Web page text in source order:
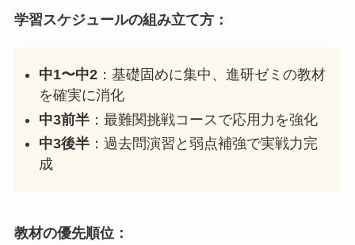
学習スケジュールの組み立て方：
中1〜中2 ：基礎固めに集中、進研ゼミの教材
を確実に消化
中3前半 ：最難関挑戦コースで応用力を強化
中3後半 ：過去問演習と弱点補強で実戦力完
成
教材の優先順位：